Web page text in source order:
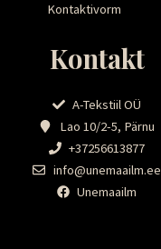
Kontaktivorm
Kontakt
A-Tekstiil OÜ
Lao 10/2-5, Pärnu
+37256613877
info@unemaailm.ee
Unemaailm